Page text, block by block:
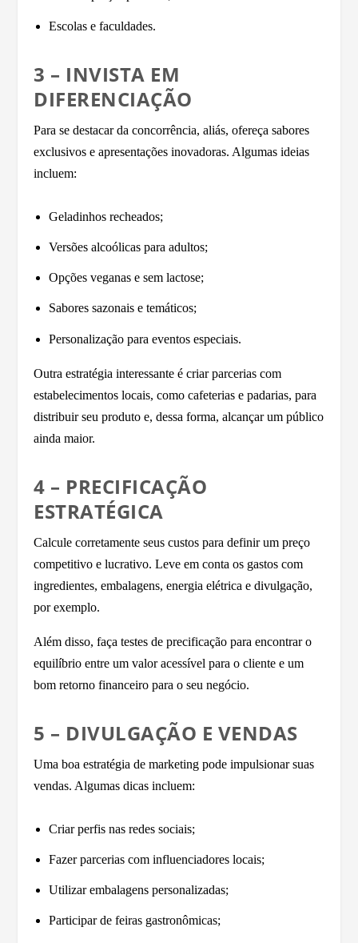
Escolas e faculdades.
3 – INVISTA EM
DIFERENCIAÇÃO
Para se destacar da concorrência, aliás, ofereça sabores
exclusivos e apresentações inovadoras. Algumas ideias
incluem:
Geladinhos recheados;
Versões alcoólicas para adultos;
Opções veganas e sem lactose;
Sabores sazonais e temáticos;
Personalização para eventos especiais.
Outra estratégia interessante é criar parcerias com
estabelecimentos locais, como cafeterias e padarias, para
distribuir seu produto e, dessa forma, alcançar um público
ainda maior.
4 – PRECIFICAÇÃO
ESTRATÉGICA
Calcule corretamente seus custos para definir um preço
competitivo e lucrativo. Leve em conta os gastos com
ingredientes, embalagens, energia elétrica e divulgação,
por exemplo.
Além disso, faça testes de precificação para encontrar o
equilíbrio entre um valor acessível para o cliente e um
bom retorno financeiro para o seu negócio.
5 – DIVULGAÇÃO E VENDAS
Uma boa estratégia de marketing pode impulsionar suas
vendas. Algumas dicas incluem:
Criar perfis nas redes sociais;
Fazer parcerias com influenciadores locais;
Utilizar embalagens personalizadas;
Participar de feiras gastronômicas;